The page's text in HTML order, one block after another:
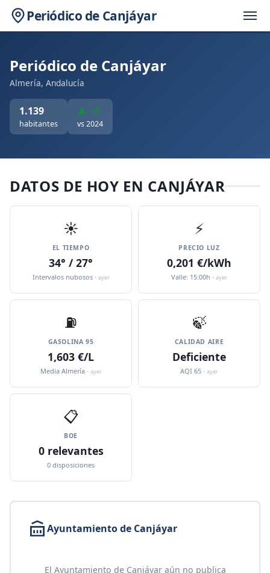
Periódico de Canjáyar
Periódico de Canjáyar
Almería, Andalucía
1.139
habitantes
▲ +5
vs 2024
DATOS DE HOY EN CANJÁYAR
☀️
EL TIEMPO
34° / 27°
Intervalos nubosos · ayer
⚡
PRECIO LUZ
0,201 €/kWh
Valle: 15:00h · ayer
⛽️
GASOLINA 95
1,603 €/L
Media Almería · ayer
🍃
CALIDAD AIRE
Deficiente
AQI 65 · ayer
📋
BOE
0 relevantes
0 disposiciones
Ayuntamiento de Canjáyar
El Ayuntamiento de Canjáyar aún no publica